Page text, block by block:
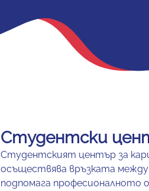
Студентски
Студентският център за
осъществява връзката
подпомага